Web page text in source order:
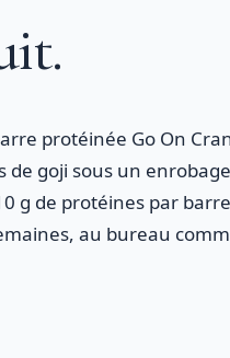
protéinée Go On
goji sous un
g de protéines par
au bureau